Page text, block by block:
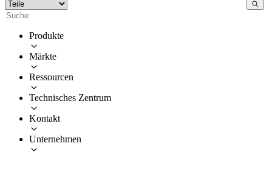
Produkte
Märkte
Ressourcen
Technisches Zentrum
Kontakt
Unternehmen